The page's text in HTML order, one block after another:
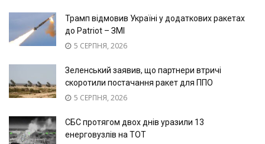
Трамп відмовив Україні у додаткових ракетах
до Patriot – ЗМІ
5 СЕРПНЯ, 2026
Зеленський заявив, що партнери втричі
скоротили постачання ракет для ППО
5 СЕРПНЯ, 2026
СБС протягом двох днів уразили 13
енерговузлів на ТОТ